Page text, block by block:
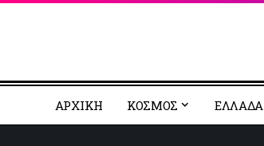
ΑΡΧΙΚΗ ΚΟΣΜΟΣ EΛΛΑΔΑ